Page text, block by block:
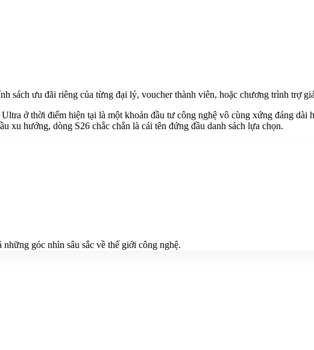
sách ưu đãi riêng của từng đại lý, voucher thành viên, hoặc chương trình trợ
ở thời điểm hiện tại là một khoản đầu tư công nghệ vô cùng xứng đáng dài
xu hướng, dòng S26 chắc chắn là cái tên đứng đầu danh sách lựa chọn.
góc nhìn sâu sắc về thế giới công nghệ.